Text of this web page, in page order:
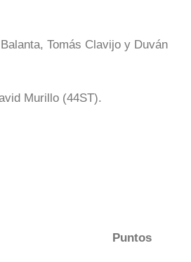
Tomás Clavijo y Duván
Murillo (44ST).
Puntos